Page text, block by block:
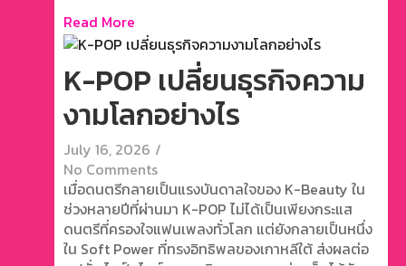
Read More
K-POP เปลี่ยนธุรกิจความ
งามโลกอย่างไร
July 16, 2026 /
No Comments
เมื่อดนตรีกลายเป็นแรงบันดาลใจของ K-Beauty ใน
ช่วงหลายปีที่ผ่านมา K-POP ไม่ได้เป็นเพียงกระแส
ดนตรีที่ครองใจแฟนเพลงทั่วโลก แต่ยังกลายเป็นหนึ่ง
ใน Soft Power ที่ทรงอิทธิพลของเกาหลีใต้ ส่งผลต่อ